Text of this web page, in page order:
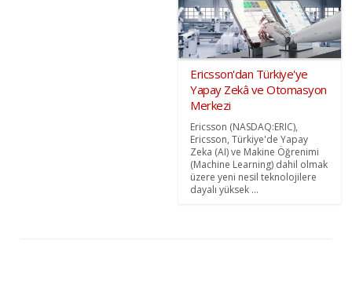
Ericsson'dan Türkiye'ye
Yapay Zekâ ve Otomasyon
Merkezi
Ericsson (NASDAQ:ERIC),
Ericsson, Türkiye'de Yapay
Zeka (AI) ve Makine Öğrenimi
(Machine Learning) dahil olmak
üzere yeni nesil teknolojilere
dayalı yüksek ...